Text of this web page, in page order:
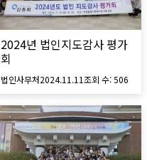
2024년 법인지도감사 평가
회
법인사무처2024.11.11조회 수:506